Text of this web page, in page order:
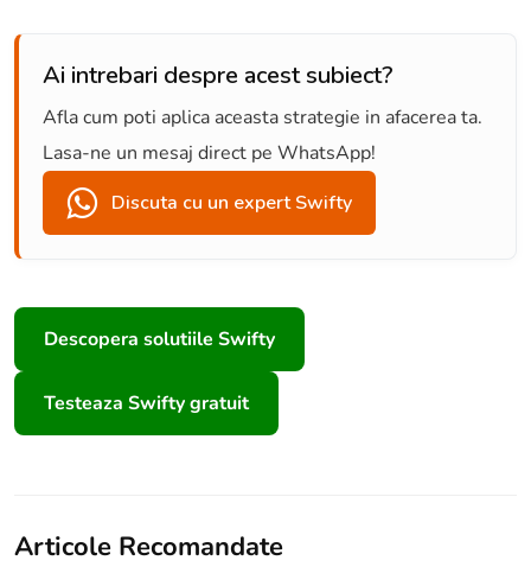
Ai intrebari despre acest subiect?
Afla cum poti aplica aceasta strategie in afacerea ta.
Lasa-ne un mesaj direct pe WhatsApp!
Discuta cu un expert Swifty
Descopera solutiile Swifty
Testeaza Swifty gratuit
Articole Recomandate